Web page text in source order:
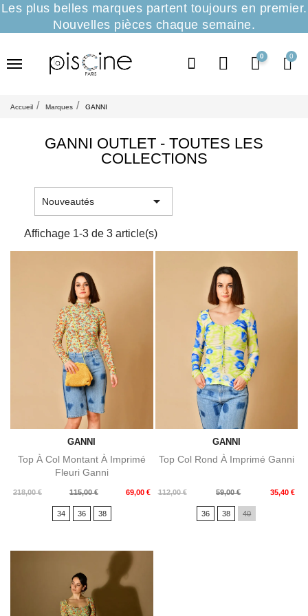
Les plus belles marques partent toujours en premier.
Nouvelles pièces chaque semaine.
0
Accueil Marques GANNI
GANNI OUTLET - TOUTES LES
COLLECTIONS
Nouveautés 
Affichage 1-3 de 3 article(s)
GANNI
Top À Col Montant À Imprimé
Fleuri Ganni
218,00 €
Prix
115,00 € 69,00 €
Prix
34 36 38
GANNI
Top Col Rond À Imprimé Ganni
112,00 €
Prix
59,00 € 35,40 €
Prix
36 38 40